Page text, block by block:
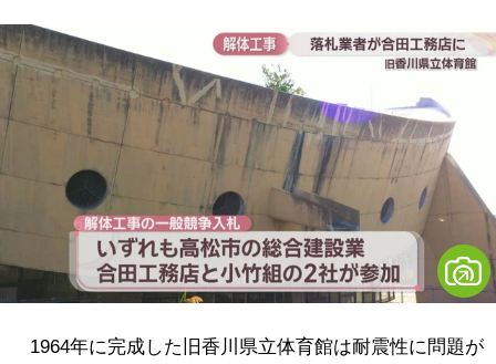
1964年に完成した旧香川県立体育館は耐震性に問題が